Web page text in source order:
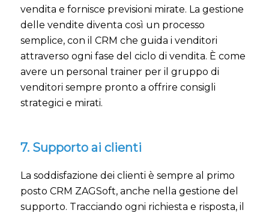
vendita e fornisce previsioni mirate. La gestione
delle vendite diventa così un processo
semplice, con il CRM che guida i venditori
attraverso ogni fase del ciclo di vendita. È come
avere un personal trainer per il gruppo di
venditori sempre pronto a offrire consigli
strategici e mirati.
7. Supporto ai clienti
La soddisfazione dei clienti è sempre al primo
posto CRM ZAGSoft, anche nella gestione del
supporto. Tracciando ogni richiesta e risposta, il